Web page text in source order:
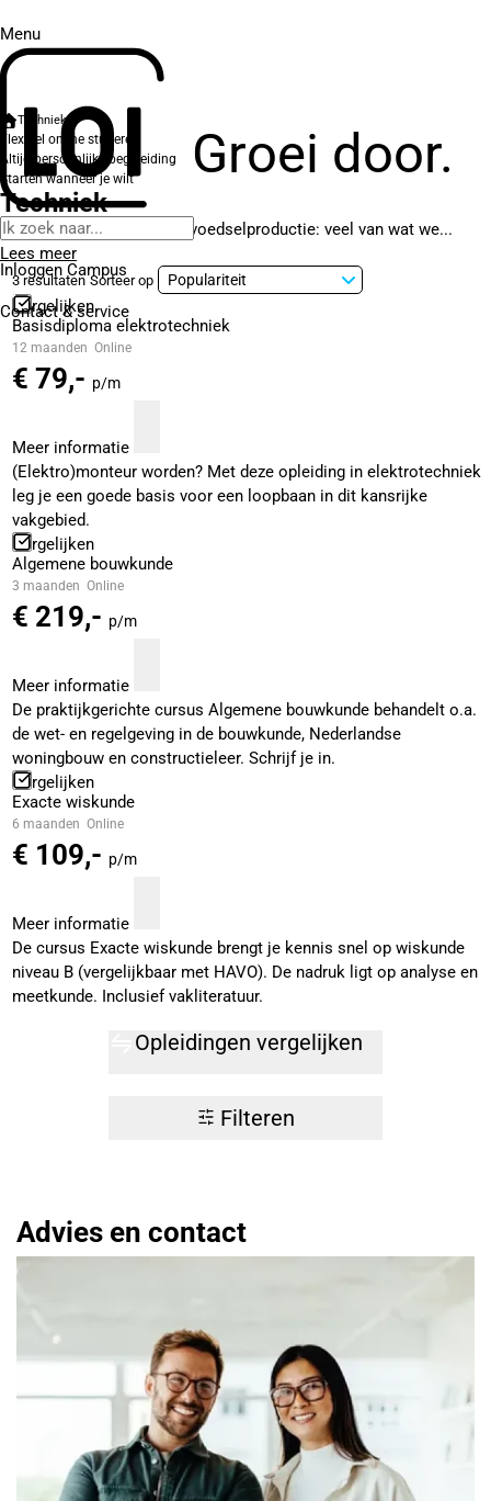
Menu
Groei door.
Inloggen Campus
Contact& service
Techniek
Flexibel online studeren
Altijd persoonlijke begeleiding
Starten wanneer je wilt
Techniek
Van je smartphone tot de voedselproductie: veel van wat we...
Lees meer
3 resultaten Sorteer op
Vergelijken
Basisdiploma elektrotechniek
12 maanden Online
€ 79,- p/m
Meer informatie
(Elektro)monteur worden? Met deze opleiding in elektrotechniek
leg je een goede basis voor een loopbaan in dit kansrijke
vakgebied.
Vergelijken
Algemene bouwkunde
3 maanden Online
€ 219,- p/m
Meer informatie
De praktijkgerichte cursus Algemene bouwkunde behandelt o.a.
de wet- en regelgeving in de bouwkunde, Nederlandse
woningbouw en constructieleer. Schrijf je in.
Vergelijken
Exacte wiskunde
6 maanden Online
€ 109,- p/m
Meer informatie
De cursus Exacte wiskunde brengt je kennis snel op wiskunde
niveau B (vergelijkbaar met HAVO). De nadruk ligt op analyse en
meetkunde. Inclusief vakliteratuur.
Opleidingen vergelijken
Filteren
Advies en contact